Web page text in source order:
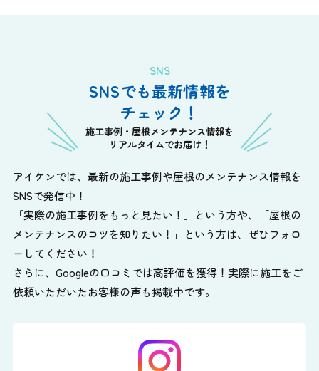
SNS
SNSでも最新情報を
チェック！
施工事例・屋根メンテナンス情報を
リアルタイムでお届け！
アイケンでは、最新の施工事例や屋根のメンテナンス情報を
SNSで発信中！
「実際の施工事例をもっと見たい！」という方や、
「屋根の
メンテナンスのコツを知りたい！」という方は、ぜひフォロ
ーしてください！
さらに、Googleの口コミでは高評価を獲得！実際に施工をご
依頼いただいたお客様の声も掲載中です。